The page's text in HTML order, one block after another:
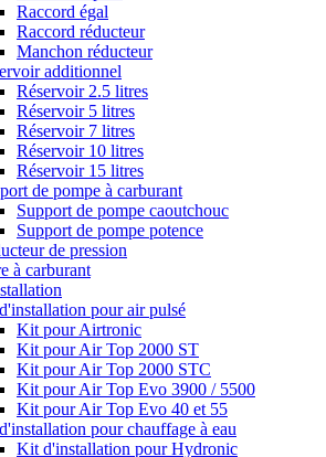
Raccord égal
Raccord réducteur
Manchon réducteur
additionnel
Réservoir 2.5 litres
Réservoir 5 litres
Réservoir 7 litres
Réservoir 10 litres
Réservoir 15 litres
de pompe à carburant
Support de pompe caoutchouc
Support de pompe potence
de pression
à carburant
pour air pulsé
Kit pour Airtronic
Kit pour Air Top 2000 ST
Kit pour Air Top 2000 STC
Kit pour Air Top Evo 3900 / 5500
Kit pour Air Top Evo 40 et 55
pour chauffage à eau
Kit d'installation pour Hydronic